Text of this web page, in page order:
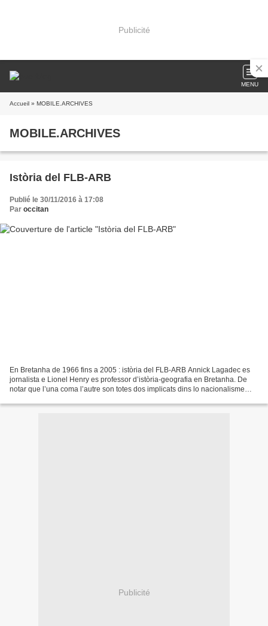
Publicité
MENU
Accueil » MOBILE.ARCHIVES
MOBILE.ARCHIVES
Istòria del FLB-ARB
Publié le 30/11/2016 à 17:08
Par occitan
En Bretanha de 1966 fins a 2005 : istòria del FLB-ARB Annick Lagadec es
jornalista e Lionel Henry es professor d’istòria-geografia en Bretanha. De
notar que l’una coma l’autre son totes dos implicats dins lo nacionalisme
Publicité